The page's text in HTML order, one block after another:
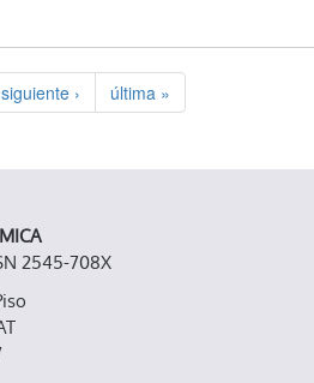
siguiente › última »
2545-708X